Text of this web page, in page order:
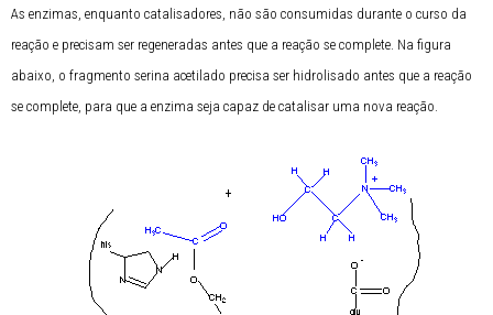
As enzimas, enquanto catalisadores, não são consumidas durante o curso da
reação e precisam ser regeneradas antes que a reação se complete. Na figura
abaixo, o fragmento serina acetilado precisa ser hidrolisado antes que a reação
se complete, para que a enzima seja capaz de catalisar uma nova reação.